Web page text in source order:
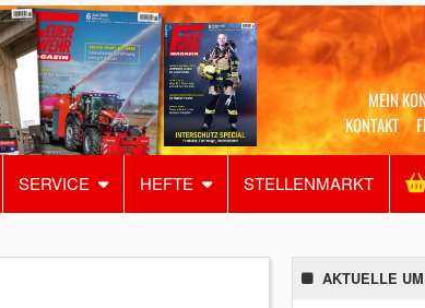
MEIN
KONTAKT
SERVICE HEFTE STELLENMARKTAlles
AKTUELLE